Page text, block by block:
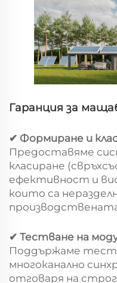
Гаранция за
✔ Формиране и
Предоставяме
класиране
ефективност и
които са
✔ Тестване на
Поддържаме
многоканално
отговаря на